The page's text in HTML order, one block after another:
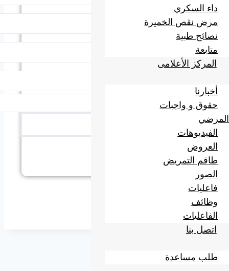
الاسم الاخير
البريد الإلكتروني
رقم الجوال
داء السكري
مرض نقص الخميرة
نصائح طبية
متابعة
المركز الأعلامى
أخبارنا
حقوق و واجبات
المرضي
الفيديوهات
العروض
طاقم التمريض
الصور
فاعليات
وظائف
الفاعليات
اتصل بنا
طلب مساعدة